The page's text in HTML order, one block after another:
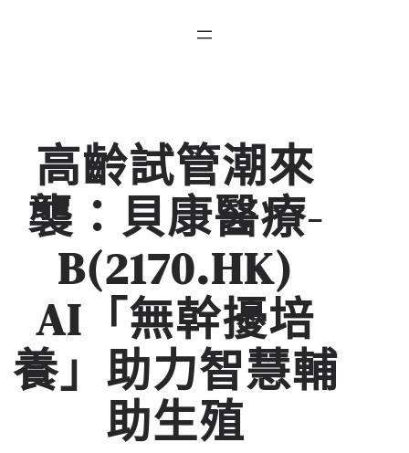
高齡試管潮來
襲：貝康醫療-
B(2170.HK)
AI「無幹擾培
養」助力智慧輔
助生殖